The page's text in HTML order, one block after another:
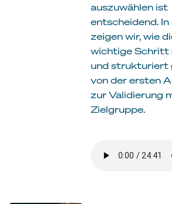
auszuwählen ist
entscheidend.
zeigen wir, wie
wichtige Schritt
und strukturiert
von der ersten
zur Validierung
Zielgruppe.